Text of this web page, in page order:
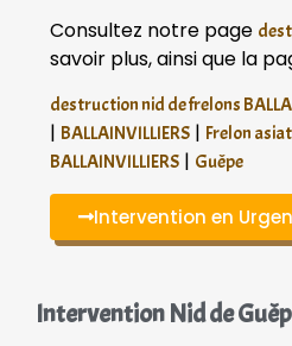
Consultez notre page
savoir plus, ainsi que la
destruction nid de frelons
| BALLAINVILLIERS | Frelon
BALLAINVILLIERS | Guêpe
Intervention en
Intervention Nid de